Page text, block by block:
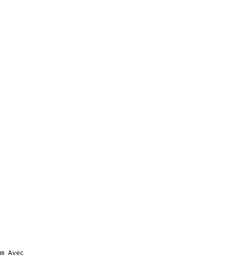
Avec